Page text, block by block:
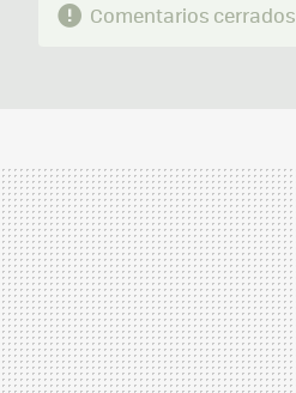
Comentarios cerrados